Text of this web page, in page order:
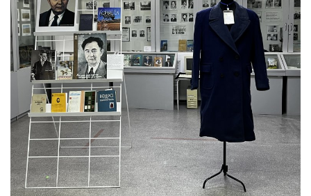
СПОРТ
Чек-лист
РАЗВЛЕЧЕНИЯ
OFFICIAL
Курултай